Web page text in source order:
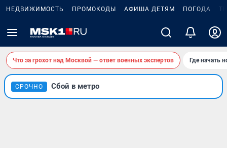
НЕДВИЖИМОСТЬ ПРОМОКОДЫ АФИША ДЕТЯМ ПОГОДА
Что за грохот над Москвой — ответ военных экспертов Где начать
СРОЧНО Сбой в метро